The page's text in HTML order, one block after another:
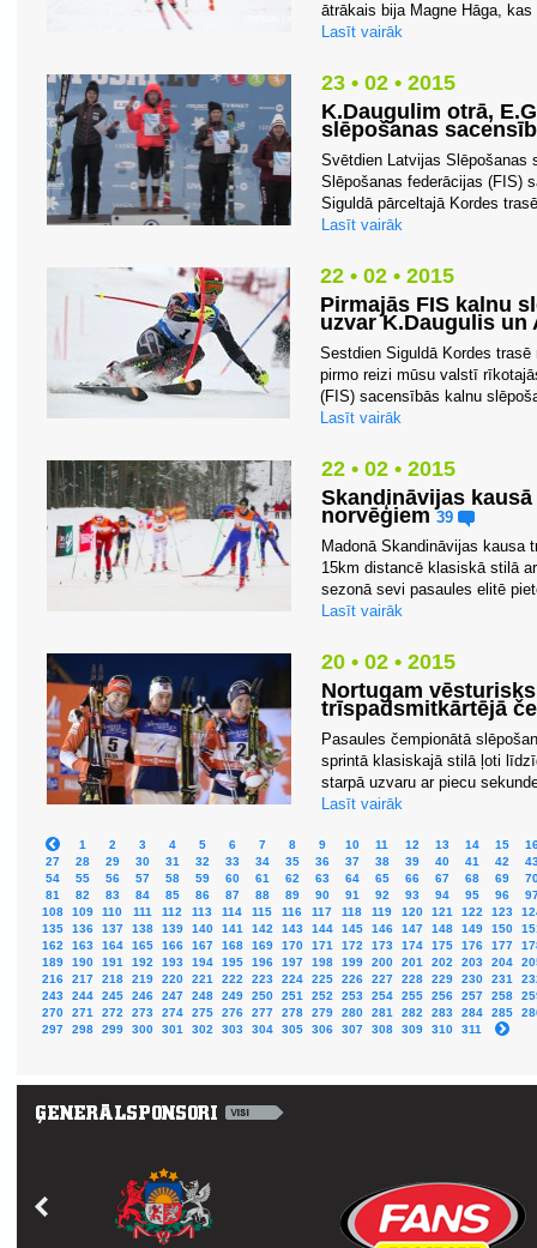
ātrākais bija Magne Hāga,
Lasīt vairāk
23 • 02 • 2015
K.Daugulim otrā,
slēpošanas
Svētdien Latvijas Slēpošanas
Slēpošanas federācijas (FIS)
Siguldā pārceltajā Kordes
Lasīt vairāk
22 • 02 • 2015
Pirmajās FIS kalnu
uzvar K.Daugulis un
Sestdien Siguldā Kordes
pirmo reizi mūsu valstī
(FIS) sacensībās kalnu
Lasīt vairāk
22 • 02 • 2015
Skandināvijas
norvēģiem 39
Madonā Skandināvijas kausa
15km distancē klasiskā stilā
sezonā sevi pasaules elitē
Lasīt vairāk
20 • 02 • 2015
Nortugam
trīspadsmitkārtējā
Pasaules čempionātā
sprintā klasiskajā stilā ļoti
starpā uzvaru ar piecu
Lasīt vairāk
1 2 3 4 5 6 7 8 9 10 11 12 13 14 15
27
28 29 30 31 32 33 34 35 36 37 38 39 40 41 42
54
55 56 57 58 59 60 61 62 63 64 65 66 67 68 69
81
82 83 84 85 86 87 88 89 90 91 92 93 94 95 96
108
109 110 111 112 113 114 115 116 117 118 119 120 121 122 123
135
136 137 138 139 140 141 142 143 144 145 146 147 148 149 150
162
163 164 165 166 167 168 169 170 171 172 173 174 175 176 177
189
190 191 192 193 194 195 196 197 198 199 200 201 202 203 204
216
217 218 219 220 221 222 223 224 225 226 227 228 229 230 231
243
244 245 246 247 248 249 250 251 252 253 254 255 256 257 258
270
271 272 273 274 275 276 277 278 279 280 281 282 283 284 285
297
298 299 300 301 302 303 304 305 306 307 308 309 310 311